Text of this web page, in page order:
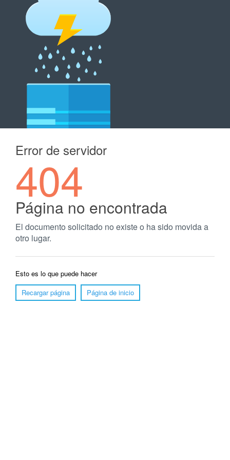
Error de servidor
404
Página no encontrada
El documento solicitado no existe o ha sido movida a
otro lugar.
Esto es lo que puede hacer
Recargar página
Página de inicio